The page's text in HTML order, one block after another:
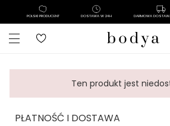
POLSKI PRODUCENT DOSTAWA W 24H DARMOWA
Ten produkt jest
PŁATNOŚĆ I DOSTAWA